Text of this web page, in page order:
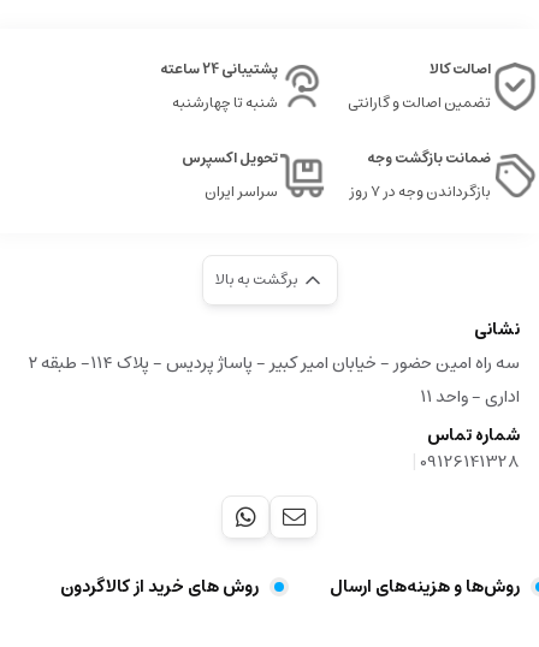
اصالت کالا
تضمین اصالت و گارانتی
پشتیبانی 24 ساعته
شنبه تا چهارشنبه
ضمانت بازگشت وجه
بازگرداندن وجه در ۷ روز
تحویل اکسپرس
سراسر ایران
برگشت به بالا
نشانی
سه راه امین حضور - خیابان امیر کبیر - پاساژ پردیس - پلاک ۱۱۴- طبقه ۲
اداری - واحد ۱۱
شماره تماس
09126141328
|
روش‌ها و هزینه‌های ارسال روش های خرید از کالاگردون